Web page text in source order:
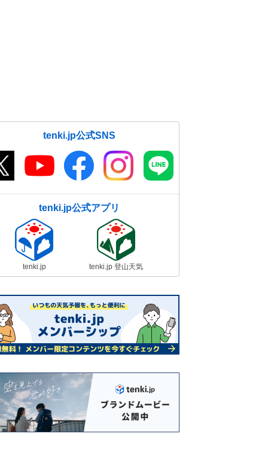
tenki.jp公式SNS
tenki.jp公式アプリ
tenki.jp tenki.jp 登山天気